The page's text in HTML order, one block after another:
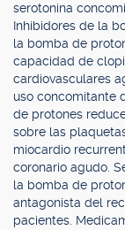
serotonina
Inhibidores de la
la bomba de
capacidad de
cardiovasculares
uso concomitante
de protones
sobre las
miocardio
coronario agudo.
la bomba de
antagonista del
pacientes.